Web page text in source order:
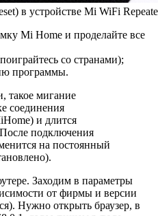
в устройстве Mi WiFi
Mi Home и проделайте все
со странами);
программы.
такое мигание
соединения
и длится
подключения
на постоянный
Заходим в параметры
от фирмы и версии
Нужно открыть браузер, в